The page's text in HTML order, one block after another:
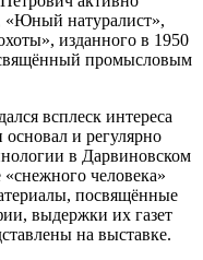
«Юный натуралист»,
изданного в 1950
промысловым
всплеск интереса
и регулярно
в Дарвиновском
человека»
посвящённые
выдержки их газет
на выставке.